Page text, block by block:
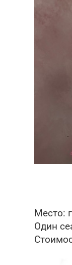
Место:
Один